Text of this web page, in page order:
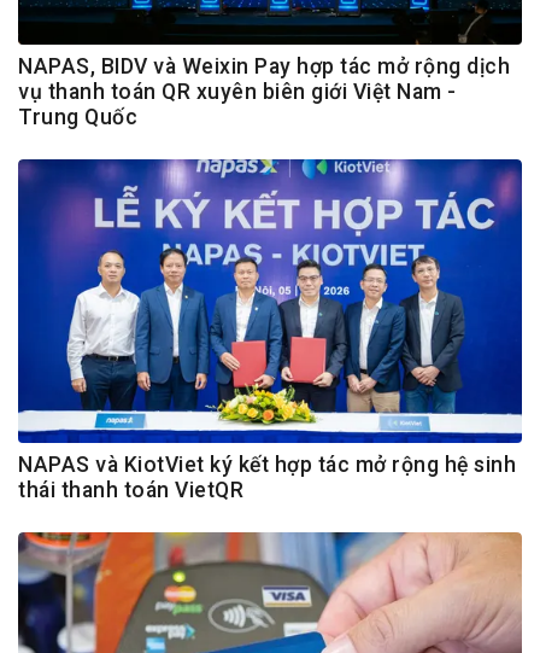
NAPAS, BIDV và Weixin Pay hợp tác mở rộng dịch
vụ thanh toán QR xuyên biên giới Việt Nam -
Trung Quốc
NAPAS và KiotViet ký kết hợp tác mở rộng hệ sinh
thái thanh toán VietQR